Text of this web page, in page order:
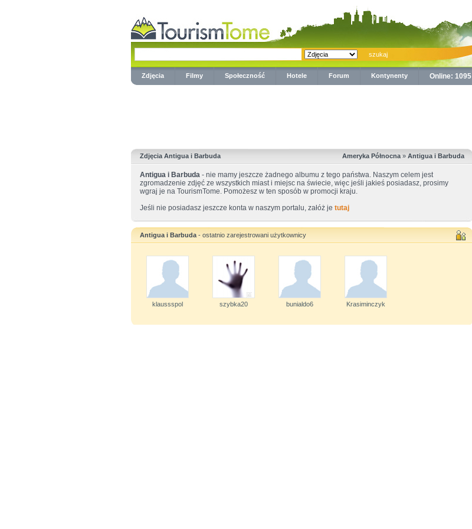
Zdjęcia Filmy Społeczność Hotele Forum Kontynenty Online: 1095
Zdjęcia Antigua i Barbuda Ameryka Północna » Antigua i Barbuda
Antigua i Barbuda - nie mamy jeszcze żadnego albumu z tego państwa. Naszym celem jest
zgromadzenie zdjęć ze wszystkich miast i miejsc na świecie, więc jeśli jakieś posiadasz, prosimy
wgraj je na TourismTome. Pomożesz w ten sposób w promocji kraju.
Jeśli nie posiadasz jeszcze konta w naszym portalu, załóż je tutaj
Antigua i Barbuda - ostatnio zarejestrowani użytkownicy
klaussspol szybka20 bunialdo6 Krasiminczyk